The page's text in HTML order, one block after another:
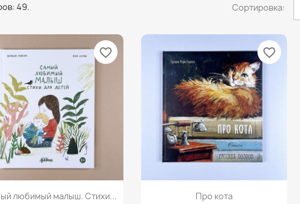
49. Сортировка:
Просмотр
любимый малыш. Стихи...
favorite_border
Просмотр
Про кота
favorite_border